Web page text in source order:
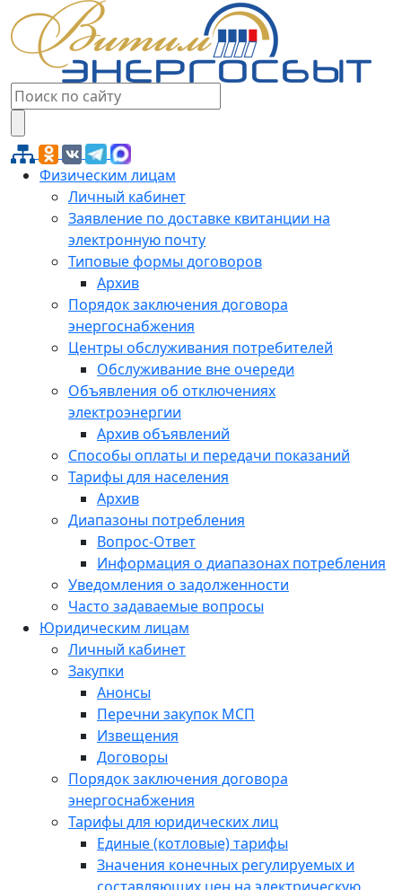
Физическим лицам
Личный кабинет
Заявление по доставке квитанции на
электронную почту
Типовые формы договоров
Архив
Порядок заключения договора
энергоснабжения
Центры обслуживания потребителей
Обслуживание вне очереди
Объявления об отключениях
электроэнергии
Архив объявлений
Способы оплаты и передачи показаний
Тарифы для населения
Архив
Диапазоны потребления
Вопрос-Ответ
Информация о диапазонах потребления
Уведомления о задолженности
Часто задаваемые вопросы
Юридическим лицам
Личный кабинет
Закупки
Анонсы
Перечни закупок МСП
Извещения
Договоры
Порядок заключения договора
энергоснабжения
Тарифы для юридических лиц
Единые (котловые) тарифы
Значения конечных регулируемых и